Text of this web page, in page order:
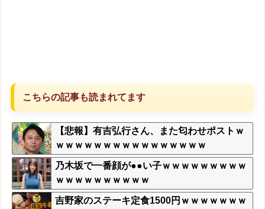
こちらの記事も読まれてます
【悲報】有吉弘行さん、また匂わせポストｗ
ｗｗｗｗｗｗｗｗｗｗｗｗｗｗｗｗ
乃木坂で一番顔が●●い子ｗｗｗｗｗｗｗｗｗ
ｗｗｗｗｗｗｗｗｗｗ
吉野家のステーキ定食1500円ｗｗｗｗｗｗｗ